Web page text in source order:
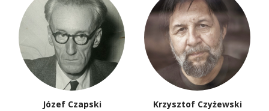
Józef Czapski Krzysztof Czyżewski